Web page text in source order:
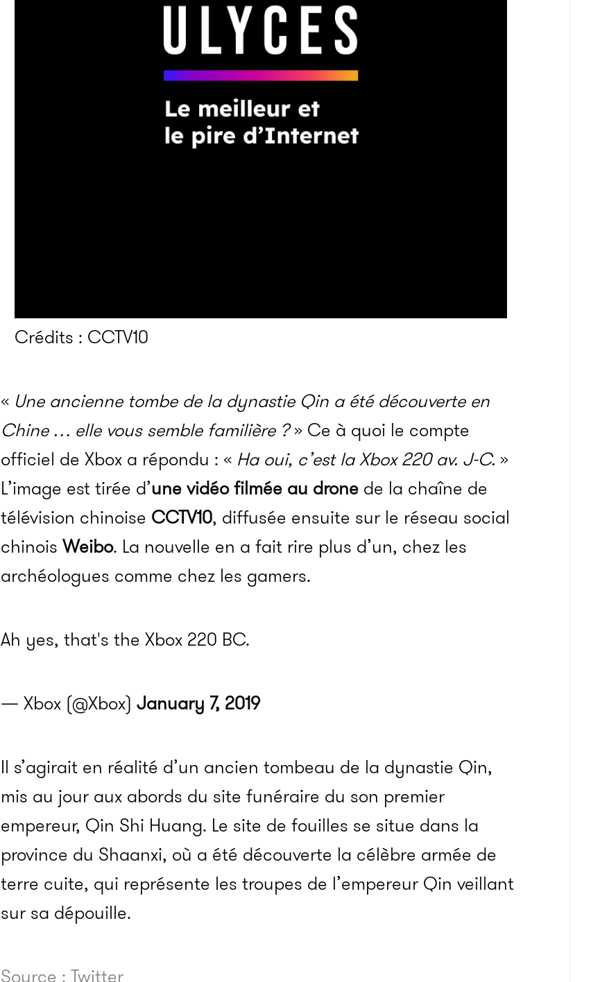
Crédits : CCTV10
« Une ancienne tombe de la dynastie Qin a été découverte en
Chine … elle vous semble familière ?» Ce à quoi le compte
officiel de Xbox a répondu : « Ha oui, c’est la Xbox 220 av. J-C. »
L’image est tirée d’une vidéo filmée au drone de la chaîne de
télévision chinoise CCTV10, diffusée ensuite sur le réseau social
chinois Weibo. La nouvelle en a fait rire plus d’un, chez les
archéologues comme chez les gamers.
Ah yes, that's the Xbox 220 BC.
— Xbox (@Xbox) January 7, 2019
Il s’agirait en réalité d’un ancien tombeau de la dynastie Qin,
mis au jour aux abords du site funéraire du son premier
empereur, Qin Shi Huang. Le site de fouilles se situe dans la
province du Shaanxi, où a été découverte la célèbre armée de
terre cuite, qui représente les troupes de l’empereur Qin veillant
sur sa dépouille.
Source : Twitter